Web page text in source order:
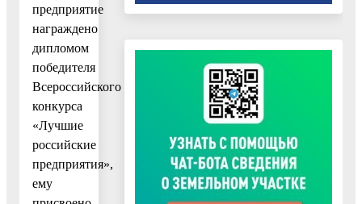
предприятие
награждено
дипломом
победителя
Всероссийского
конкурса
«Лучшие
российские
предприятия»,
ему